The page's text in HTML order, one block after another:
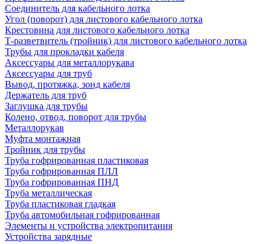
Соединитель для кабельного лотка
Угол (поворот) для листового кабельного лотка
Крестовина для листового кабельного лотка
Т-разветвитель (тройник) для листового кабельного лотка
Трубы для прокладки кабеля
Аксессуары для металлорукава
Аксессуары для труб
Вывод, протяжка, зонд кабеля
Держатель для труб
Заглушка для трубы
Колено, отвод, поворот для трубы
Металлорукав
Муфта монтажная
Тройник для трубы
Труба гофрированная пластиковая
Труба гофрированная ПЛЛ
Труба гофрированная ПНД
Труба металлическая
Труба пластиковая гладкая
Труба автомобильная гофрированная
Элементы и устройства электропитания
Устройства зарядные